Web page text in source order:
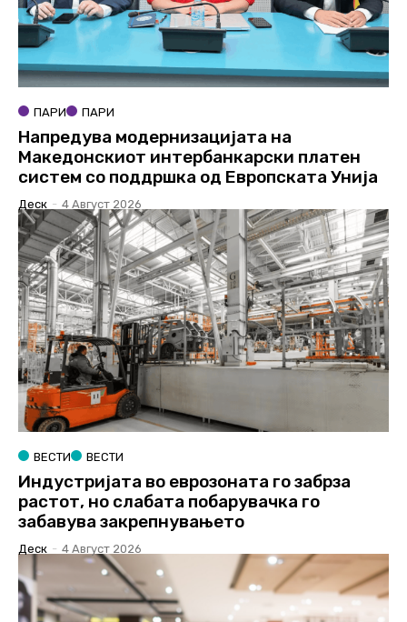
ПАРИ ПАРИ
Напредува модернизацијата на
Македонскиот интербанкарски платен
систем со поддршка од Европската Унија
Деск - 4 Август 2026
ВЕСТИ ВЕСТИ
Индустријата во еврозоната го забрза
растот, но слабата побарувачка го
забавува закрепнувањето
Деск - 4 Август 2026